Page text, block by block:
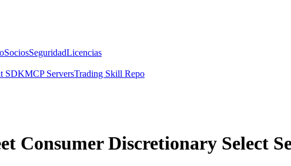
SociosSeguridadLicencias
SDKMCP ServersTrading Skill Repo
Consumer Discretionary Select